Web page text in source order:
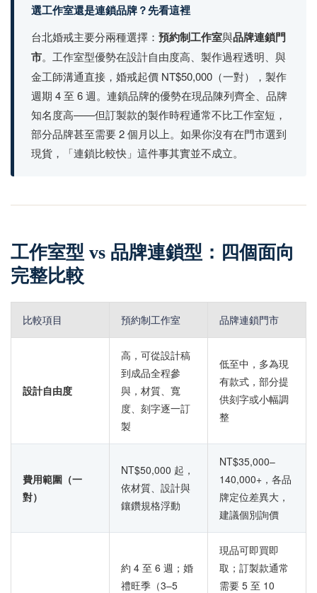
選工作室還是連鎖品牌？先看這裡
台北婚戒主要分兩種選擇： 預約制工作室與品牌連鎖門
市。工作室型優勢在設計自由度高、製作過程透明、與
金工師溝通直接，婚戒起價 NT$50,000（一對），製作
週期 4 至 6 週。連鎖品牌的優勢在現品陳列齊全、品牌
知名度高——但訂製款的製作時程通常不比工作室短，
部分品牌甚至需要 2 個月以上。如果你沒有在門市選到
現貨，「連鎖比較快」這件事其實並不成立。
工作室型 vs 品牌連鎖型：四個面向
完整比較
比較項目 預約制工作室 品牌連鎖門市
設計自由度
高，可從設計稿
到成品全程參
與，材質、寬
度、刻字逐一訂
製
低至中，多為現
有款式，部分提
供刻字或小幅調
整
費用範圍（一
對）
NT$50,000 起，
依材質、設計與
鑲鑽規格浮動
NT$35,000–
140,000+，各品
牌定位差異大，
建議個別詢價
約 4 至 6 週；婚
禮旺季（3–5
現品可即買即
取；訂製款通常
需要 5 至 10